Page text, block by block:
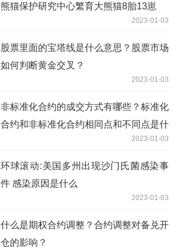
熊猫保护研究中心繁育大熊猫8胎13崽
2023-01-03
股票里面的宝塔线是什么意思？股票市场
如何判断黄金交叉？
2023-01-03
非标准化合约的成交方式有哪些？标准化
合约和非标准化合约相同点和不同点是什
2023-01-03
环球滚动:美国多州出现沙门氏菌感染事
件 感染原因是什么
2023-01-03
什么是期权合约调整？合约调整对备兑开
仓的影响？